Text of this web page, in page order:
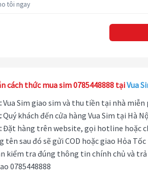
cách thức mua sim 0785448888 tạiVua
Vua Sim giao sim và thu tiền tại nhà miễn
Quý khách đến cửa hàng Vua Sim tại Hà
Đặt hàng trên website, gọi hotline hoặc
tên sau đó sẽ gửi COD hoặc giao Hỏa
kiểm tra đúng thông tin chính chủ và trả
0785448888